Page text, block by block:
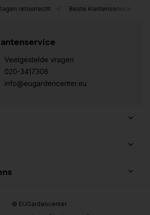
retourrecht Beste klantenservice
Veelgestelde vragen
020-3417308
info@eugardencenter.eu
© EUGardencenter